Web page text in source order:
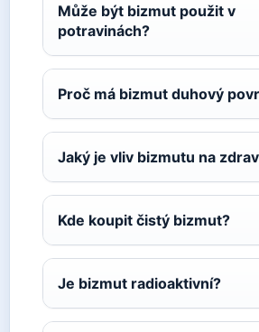
Může být bizmut použit v
potravinách?
Proč má bizmut duhový
Jaký je vliv bizmutu na
Kde koupit čistý bizmut?
Je bizmut radioaktivní?